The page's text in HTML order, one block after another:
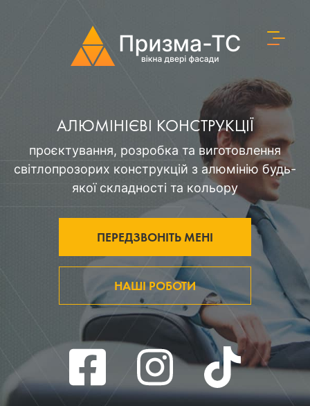
АЛЮМІНІЄВІ КОНСТРУКЦІЇ
проєктування, розробка та виготовлення
світлопрозорих конструкцій з алюмінію будь-
якої складності та кольору
ПЕРЕДЗВОНІТЬ МЕНІ
НАШІ РОБОТИ